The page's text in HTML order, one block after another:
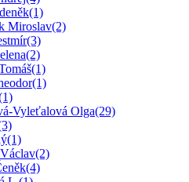
(1)
Miroslav(2)
(3)
(2)
(1)
(1)
Vyleťalová Olga(29)
(1)
(2)
(4)